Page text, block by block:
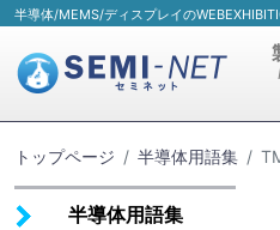
半導体/MEMS/ディスプレイの
トップページ 半導体用語集
半導体用語集